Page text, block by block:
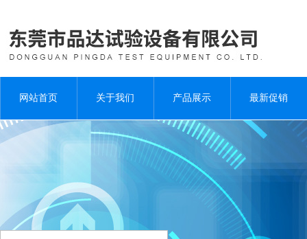
网站首页 关于我们 产品展示 最新促销